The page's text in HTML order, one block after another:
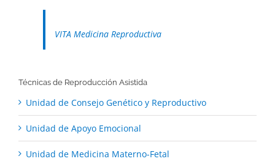
VITA Medicina Reproductiva
Técnicas de Reproducción Asistida
Unidad de Consejo Genético y Reproductivo
Unidad de Apoyo Emocional
Unidad de Medicina Materno-Fetal